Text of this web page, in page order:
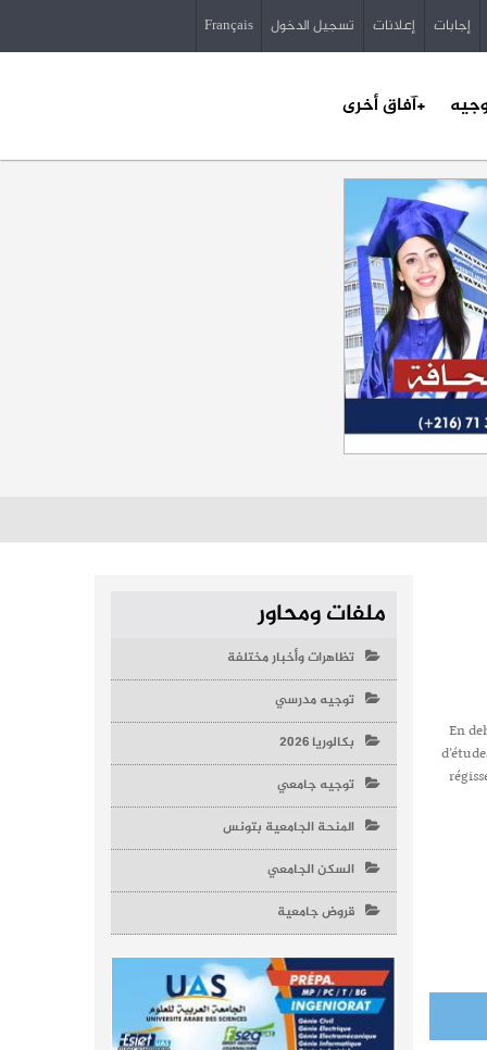
إجابات إعلانات تسجيل الدخول Français
+آفاق أخرى
En
ملفات ومحاور
تظاهرات وأخبار مختلفة
توجيه مدرسي
بكالوريا 2026
توجيه جامعي
المنحة الجامعية بتونس
السكن الجامعي
قروض جامعية